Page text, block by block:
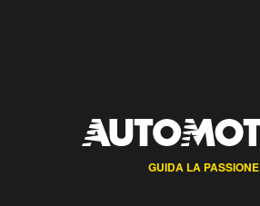
GUIDA LA PASSIONE